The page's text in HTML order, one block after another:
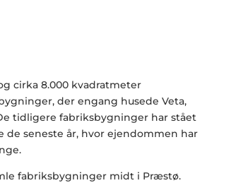
cirka 8.000 kvadratmeter
der engang husede Veta,
tidligere fabriksbygninger har stået
seneste år, hvor ejendommen har
fabriksbygninger midt i Præstø.